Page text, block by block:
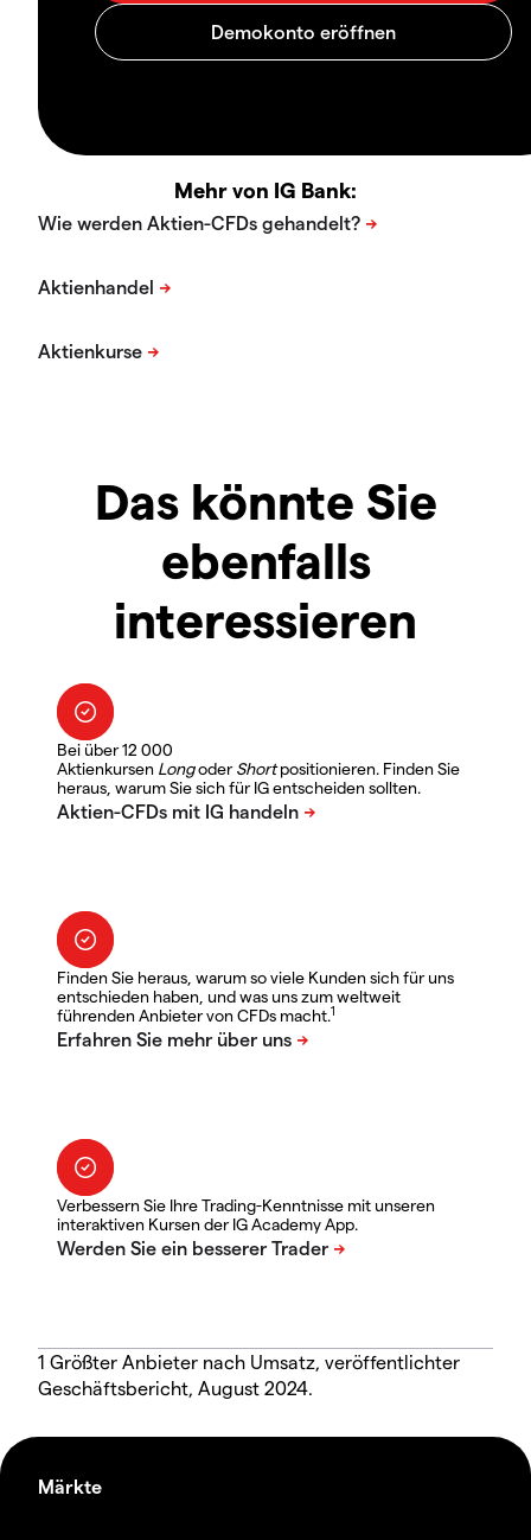
Mehr von IG Bank:
Das könnte Sie
ebenfalls
interessieren
Bei über 12 000
Aktienkursen LongoderShortpositionieren. Finden Sie
heraus, warum Sie sich für IG entscheiden sollten.
Finden Sie heraus, warum so viele Kunden sich für uns
entschieden haben, und was uns zum weltweit
führenden Anbieter von CFDs macht.1
Verbessern Sie Ihre Trading-Kenntnisse mit unseren
interaktiven Kursen der IG Academy App.
1 Größter Anbieter nach Umsatz, veröffentlichter
Geschäftsbericht, August 2024.
Märkte